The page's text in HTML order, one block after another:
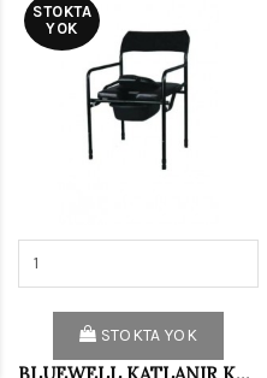
STOKTA
YOK
STOKTA YOK